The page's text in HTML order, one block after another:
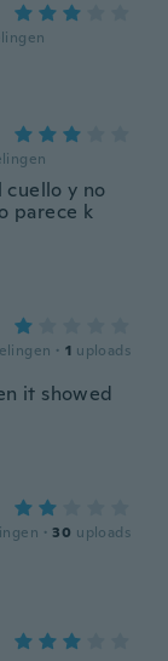
cuello y no
parece k
· 1 uploads
it showed
· 30 uploads